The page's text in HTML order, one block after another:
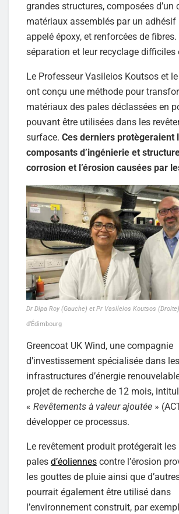
grandes structures, composées d’un
matériaux assemblés par un adhésif
appelé époxy, et renforcées de
séparation et leur recyclage difficiles
Le Professeur Vasileios Koutsos et
ont conçu une méthode pour
matériaux des pales déclassées en
pouvant être utilisées dans les
surface. Ces derniers protègeraient
composants d’ingénierie et
corrosion et l’érosion causées par
Dr Dipa Roy (Gauche) et Pr Vasileios Koutsos
d’Édimbourg
Greencoat UK Wind, une compagnie
d’investissement spécialisée dans les
infrastructures d’énergie
projet de recherche de 12 mois,
« Revêtements à valeur ajoutée »
développer ce processus.
Le revêtement produit protégerait
pales d’éoliennes contre l’érosion
les gouttes de pluie ainsi que
pourrait également être utilisé dans
l’environnement construit, par